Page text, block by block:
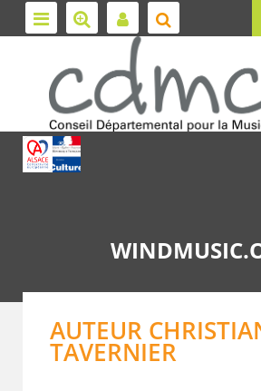
AUTEUR
TAVERNIER